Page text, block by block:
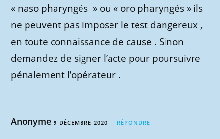
« naso pharyngés » ou « oro pharyngés » ils
ne peuvent pas imposer le test dangereux ,
en toute connaissance de cause . Sinon
demandez de signer l’acte pour poursuivre
pénalement l’opérateur .
Anonyme9 DÉCEMBRE 2020 RÉPONDRE